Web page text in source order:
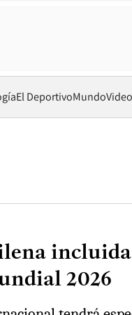
El DeportivoMundo
2026